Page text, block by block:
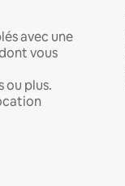
avec une
vous
plus.